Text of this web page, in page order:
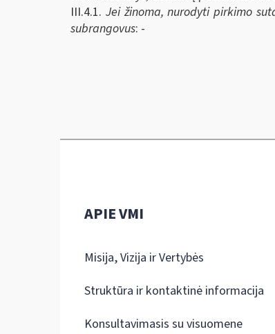
III.4.1. Jei žinoma, nurodyti pirkimo
subrangovus: -
APIE VMI
Misija, Vizija ir Vertybės
Struktūra ir kontaktinė informacija
Konsultavimasis su visuomene